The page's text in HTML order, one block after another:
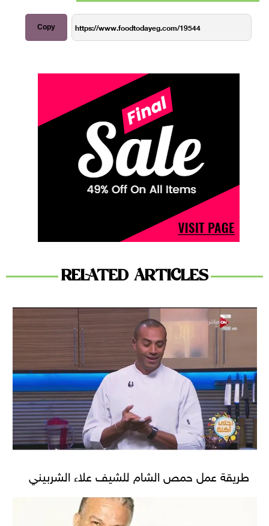
Copy
RELATED ARTICLES
طريقة عمل حمص الشام للشيف علاء الشربيني